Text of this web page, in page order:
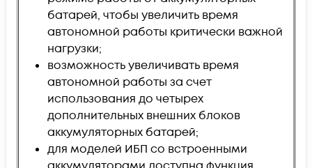
батарей, чтобы увеличить время
автономной работы критически важной
нагрузки;
возможность увеличивать время
автономной работы за счет
использования до четырех
дополнительных внешних блоков
аккумуляторных батарей;
для моделей ИБП со встроенными